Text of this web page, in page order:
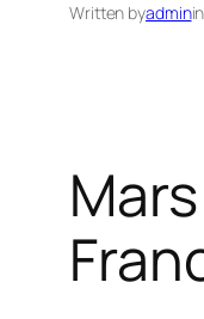
Written byadminin